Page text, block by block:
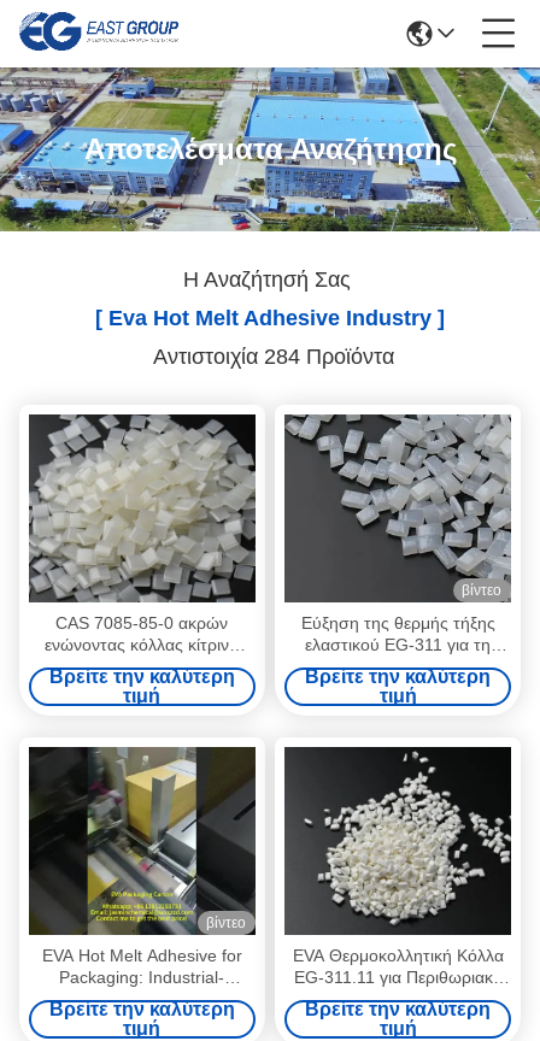
Αποτελέσματα Αναζήτησης
Η Αναζήτησή Σας
[ Eva Hot Melt Adhesive Industry ]
Αντιστοιχία 284 Προϊόντα
CAS 7085-85-0 ακρών
ενώνοντας κόλλας κίτρινη
συγκολλητική βιομηχανία
λειωμένων μετάλλων της EVA
καυτή
Βρείτε την καλύτερη
τιμή
βίντεο
Εύξηση της θερμής τήξης
ελαστικού EG-311 για τη
σύνδεση άκρων ξυλουργικής
Βρείτε την καλύτερη
τιμή
βίντεο
EVA Hot Melt Adhesive for
Packaging: Industrial-
Strength Box Bonding,
Waterproof Seal, Secure
Βρείτε την καλύτερη
τιμή
EVA Θερμοκολλητική Κόλλα
EG-311.11 για Περιθωριακή
Επένδυση Ξυλουργικής
Βρείτε την καλύτερη
τιμή